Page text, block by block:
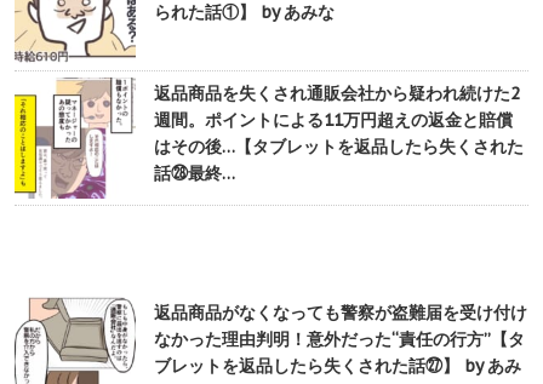
られた話①】 by あみな
返品商品を失くされ通販会社から疑われ続けた2
週間。ポイントによる11万円超えの返金と賠償
はその後…【タブレットを返品したら失くされた
話㉘最終…
返品商品がなくなっても警察が盗難届を受け付け
なかった理由判明！意外だった“責任の行方”【タ
ブレットを返品したら失くされた話㉗】 by あみ